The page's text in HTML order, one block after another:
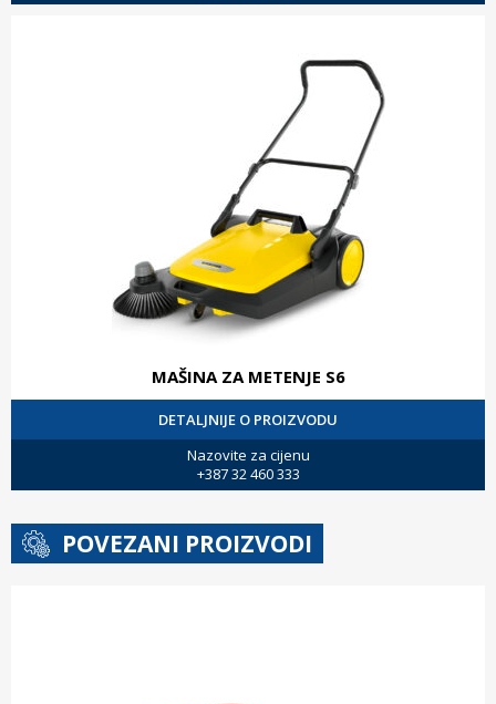
MAŠINA ZA METENJE S6
DETALJNIJE O PROIZVODU
Nazovite za cijenu
+387 32 460 333
POVEZANI PROIZVODI